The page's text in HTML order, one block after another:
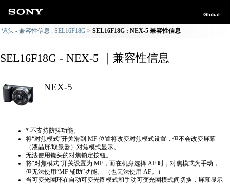
Global
镜头 - 兼容性信息 : SEL16F18G SEL16F18G : NEX-5 兼容性信息
SEL16F18G - NEX-5 ｜兼容性信息
NEX-5
* 不支持防抖功能。
将“对焦模式”开关滑到 MF 位置将改变对焦模式设置，但不会改变屏幕
（液晶屏/取景器）对焦模式显示。
无法使用镜头的对焦锁定按钮。
将“对焦模式”开关设置为 MF，而在机身选择 AF 时，对焦模式为手动，
但无法使用“MF 辅助”功能。 （也无法使用 AF。）
当可变光圈环在自动可变光圈模式和手动可变光圈模式间切换，屏幕显示